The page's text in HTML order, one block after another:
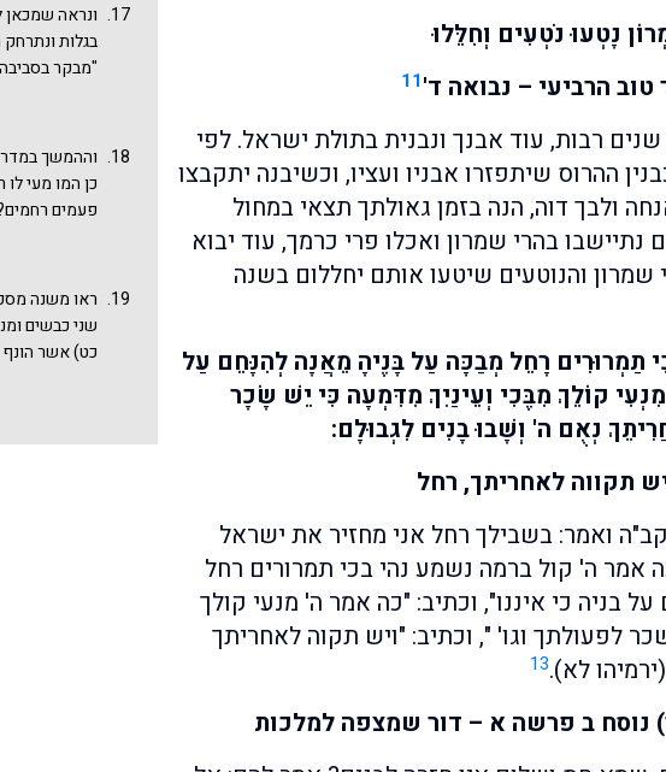
נָטְעוּ נֹטְעִים וְחִלֵּלוּ
הרביעי – נבואה ד'11
רבות, עוד אבנך ונבנית בתולת ישראל. לפי
ההרוס שיתפזרו אבניו ועציו, וכשיבנה יתקבצו
ולבך דוה, הנה בזמן גאולתך תצאי במחול
בהרי שמרון ואכלו פרי כרמך, עוד יבוא
והנוטעים שיטעו אותם יחללום בשנה
תַמְרוּרִים רָחֵל מְבַכָּה עַל בָּנֶיהָ מֵאֲנָה לְהִנָּחֵם עַל
קוֹלֵךְ מִבֶּכִי וְעֵינַיִךְ מִדִּמְעָה כִּי יֵשׁ שָׂכָר
נְאֻם ה' וְשָׁבוּ בָנִים לִגְבוּלָם:
תקווה לאחריתך, רחל
ואמר: בשבילך רחל אני מחזיר את ישראל
אמר ה' קול ברמה נשמע נהי בכי תמרורים רחל
בניה כי איננו", וכתיב: "כה אמר ה' מנעי קולך
לפעולתך וגו' ", וכתיב: "ויש תקוה לאחריתך
לא).13
נוסח ב פרשה א – דור שמצפה למלכות
ובצבאיו, הוא
עולם.
ונראה שמכאן
בגלות
"מבקר
זה שהקב"ה
לבדוק
הישועה
וההמשך
כן המו מעי
פעמים
בשעה שהיה
שלשה מלכיות
שהותו בגלות
ומנסה לחדש
ראו משנה
שני כבשים
כט) אשר הונף